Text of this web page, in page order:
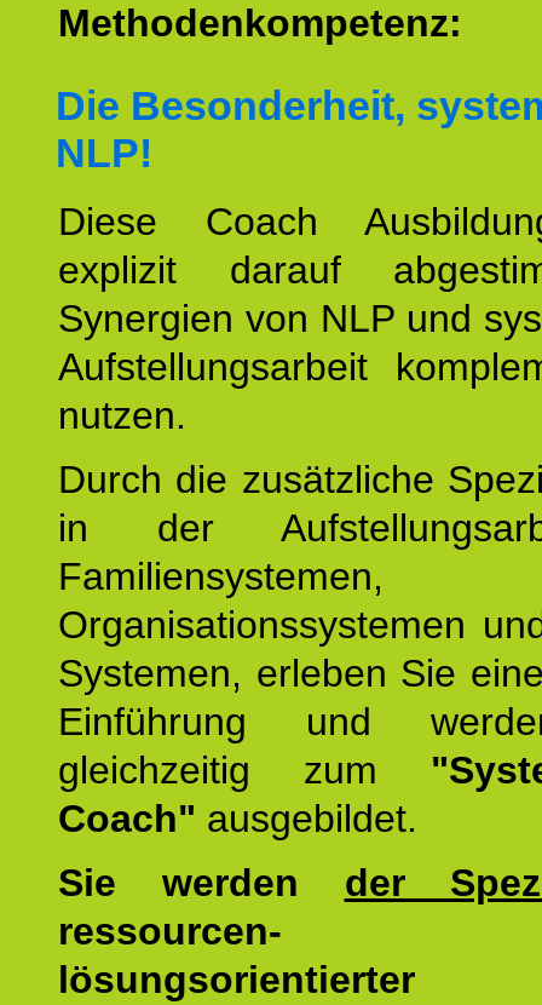
Methodenkompetenz:
Die Besonderheit,
NLP!
Diese Coach
explizit darauf
Synergien von NLP und
Aufstellungsarbeit
nutzen.
Durch die zusätzliche
in der
Familiensystemen,
Organisationssystemen
Systemen, erleben Sie
Einführung und
gleichzeitig zum
Coach" ausgebildet.
Sie werden der
lösungsorientierter